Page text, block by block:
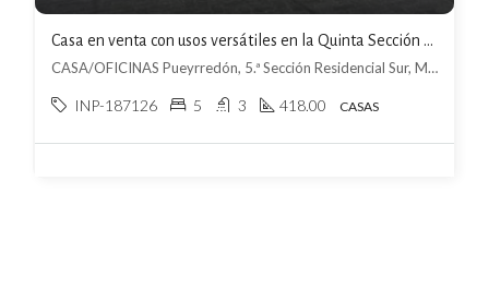
Casa en venta con usos versátiles en la Quinta Sección Residencial Sur
CASA/OFICINAS Pueyrredón, 5.ª Sección Residencial Sur, Mendoza
INP-187126 5 3 418.00 CASAS